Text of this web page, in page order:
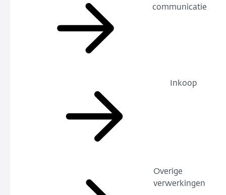
communicatie
Inkoop
Overige
verwerkingen